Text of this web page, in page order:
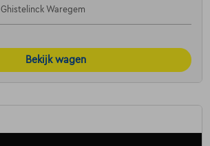
Ghistelinck Waregem
Bekijk wagen